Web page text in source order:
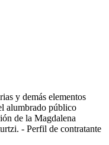
y demás elementos
alumbrado público
de la Magdalena
- Perfil de contratante